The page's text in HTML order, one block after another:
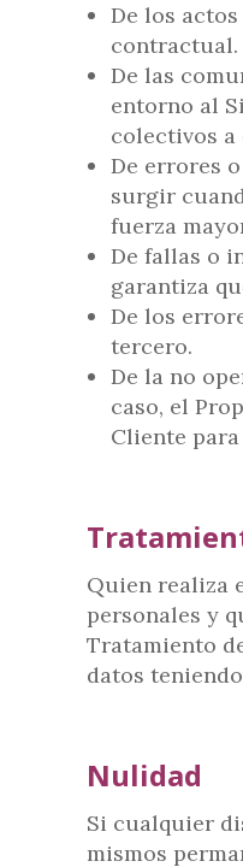
De los
contractual.
De las
entorno al
colectivos
De errores
surgir
fuerza
De fallas o
garantiza
De los
tercero.
De la no
caso, el
Cliente
Quien realiza
personales y
Tratamiento
datos
Nulidad
Si cualquier
mismos